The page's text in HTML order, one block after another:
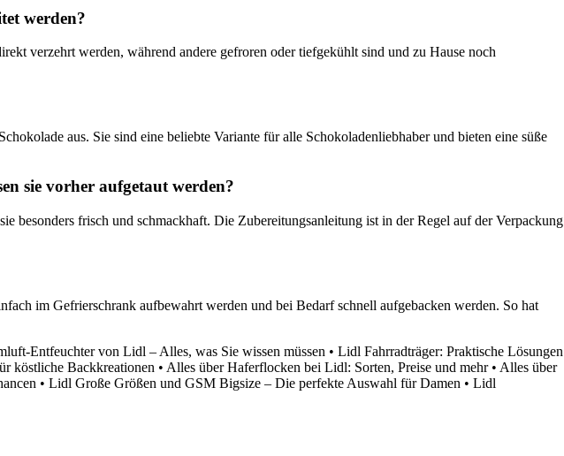
werden?
verzehrt werden, während andere gefroren oder tiefgekühlt sind und zu Hause noch
aus. Sie sind eine beliebte Variante für alle Schokoladenliebhaber und bieten eine süße
sie vorher aufgetaut werden?
besonders frisch und schmackhaft. Die Zubereitungsanleitung ist in der Regel auf der Verpackung
im Gefrierschrank aufbewahrt werden und bei Bedarf schnell aufgebacken werden. So hat
Entfeuchter von Lidl – Alles, was Sie wissen müssen • Lidl Fahrradträger: Praktische Lösungen
köstliche Backkreationen • Alles über Haferflocken bei Lidl: Sorten, Preise und mehr• Alles über
• Lidl Große Größen und GSM Bigsize – Die perfekte Auswahl für Damen • Lidl